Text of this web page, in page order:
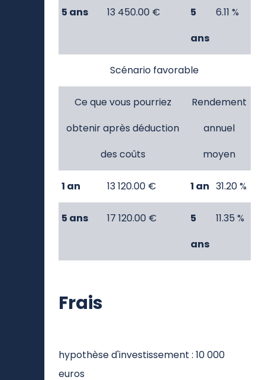
1 an 10 110.00 € 1 an 1.10 %
5
ans
Scénario favorable
Ce que vous pourriez
obtenir après déduction
des coûts
Rendement
annuel
moyen
1 an 13 120.00 € 1 an 31.20 %
5